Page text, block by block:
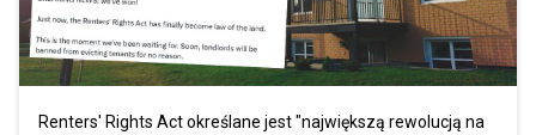
Renters' Rights Act określane jest "największą rewolucją na